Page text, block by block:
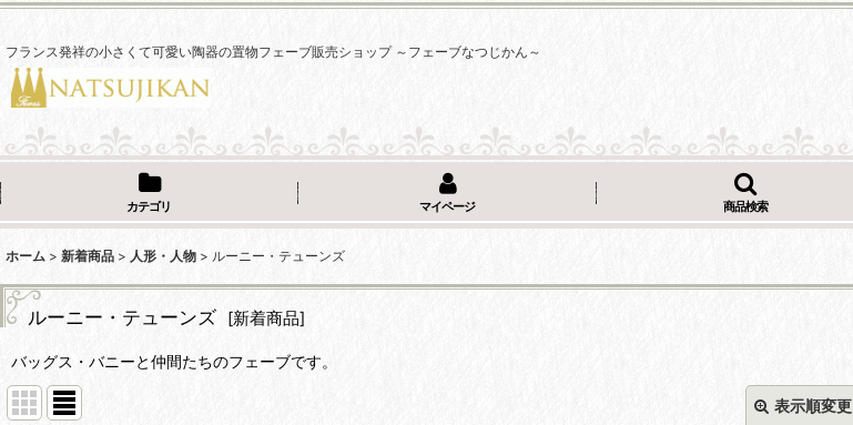
フランス発祥の小さくて可愛い陶器の置物フェーブ販売ショップ ～フェーブなつじかん～
カテゴリ マイページ 商品検索
ホーム > 新着商品 > 人形・人物 > ルーニー・テューンズ
ルーニー・テューンズ [新着商品]
バッグス・バニーと仲間たちのフェーブです。
表示順変更